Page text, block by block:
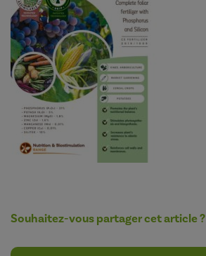
Souhaitez-vous partager cet article ?